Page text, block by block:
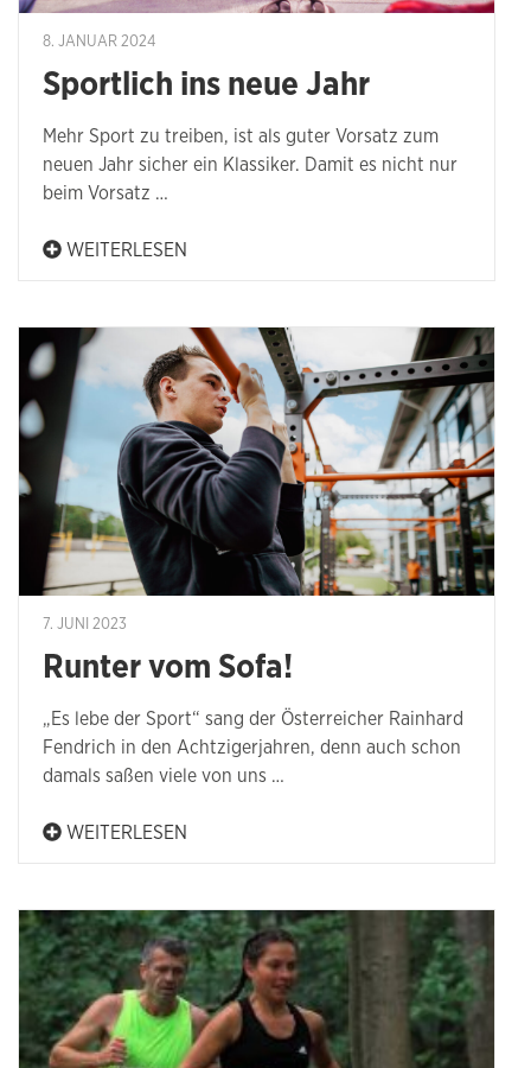
8. JANUAR 2024
Sportlich ins neue Jahr
Mehr Sport zu treiben, ist als guter Vorsatz zum
neuen Jahr sicher ein Klassiker. Damit es nicht nur
beim Vorsatz …
WEITERLESEN
7. JUNI 2023
Runter vom Sofa!
„Es lebe der Sport“ sang der Österreicher Rainhard
Fendrich in den Achtzigerjahren, denn auch schon
damals saßen viele von uns …
WEITERLESEN